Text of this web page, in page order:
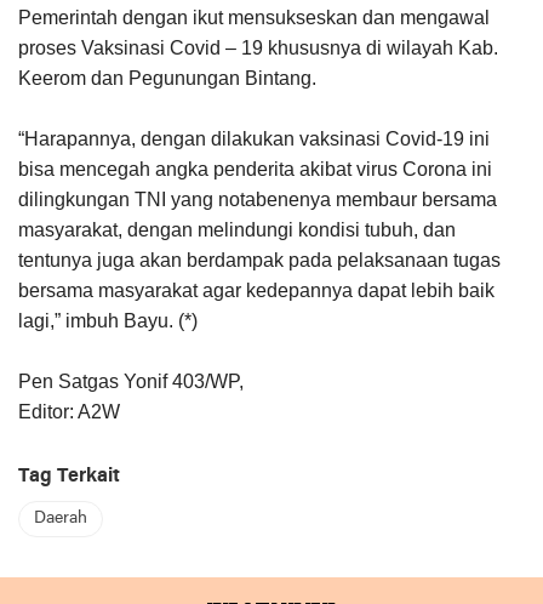
Pemerintah dengan ikut mensukseskan dan mengawal
proses Vaksinasi Covid – 19 khususnya di wilayah Kab.
Keerom dan Pegunungan Bintang.
“Harapannya, dengan dilakukan vaksinasi Covid-19 ini
bisa mencegah angka penderita akibat virus Corona ini
dilingkungan TNI yang notabenenya membaur bersama
masyarakat, dengan melindungi kondisi tubuh, dan
tentunya juga akan berdampak pada pelaksanaan tugas
bersama masyarakat agar kedepannya dapat lebih baik
lagi,” imbuh Bayu. (*)
Pen Satgas Yonif 403/WP,
Editor: A2W
Tag Terkait
Daerah